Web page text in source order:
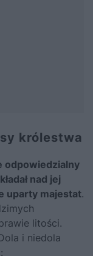
królestwa
odpowiedzialny
nad jej
uparty majestat.
litości.
i niedola